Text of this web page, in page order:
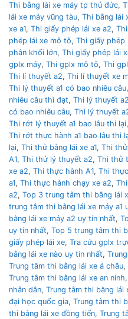
Thi bằng lái xe máy tp thủ đức,
lái xe máy vũng tàu, Thi bằng lái
xe a1, Thi giấy phép lái xe a2,
phép lái xe mô tô, Thi giấy phép
phân khối lớn, Thi giấy phép lái
gplx máy, Thi gplx mô tô, Thi
Thi lí thuyết a2, Thi lí thuyết xe
Thi lý thuyết a1 có bao nhiêu câu,
nhiêu câu thì đạt, Thi lý thuyết
có bao nhiêu câu, Thi lý thuyết
Thi rớt lý thuyết a1 bao lâu thi lại,
Thi rớt thực hành a1 bao lâu thi
lại, Thi thử bằng lái xe a1, Thi thử
A1, Thi thử lý thuyết a2, Thi thử
xe a2, Thi thực hành A1, Thi
a1, Thi thực hành chạy xe a2,
a2, Top 3 trung tâm thi bằng lái
trung tâm thi bằng lái xe máy a1
bằng lái xe máy a2 uy tín nhất,
uy tín nhất, Top 5 trung tâm thi
giấy phép lái xe, Tra cứu gplx
bằng lái xe nào uy tín nhất,
Trung tâm thi bằng lái xe á châu,
Trung tâm thi bằng lái xe an ninh,
nhân dân, Trung tâm thi bằng lái
đại học quốc gia, Trung tâm thi
thi bằng lái xe đồng tiến, Trung